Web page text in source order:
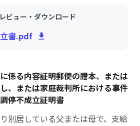
ビュー・ダウンロード
書.pdf
係る内容証明郵便の謄本、または
、または家庭裁判所における事件
停不成立証明書
別居している父または母で、支給